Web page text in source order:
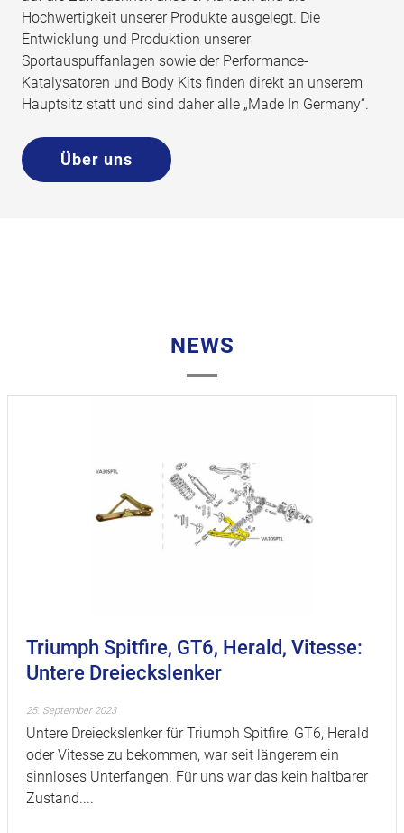
Hochwertigkeit unserer Produkte ausgelegt. Die
Entwicklung und Produktion unserer
Sportauspuffanlagen sowie der Performance-
Katalysatoren und Body Kits finden direkt an unserem
Hauptsitz statt und sind daher alle „Made In Germany“.
Über uns
NEWS
Triumph Spitfire, GT6, Herald, Vitesse:
Untere Dreieckslenker
25. September 2023
Untere Dreieckslenker für Triumph Spitfire, GT6, Herald
oder Vitesse zu bekommen, war seit längerem ein
sinnloses Unterfangen. Für uns war das kein haltbarer
Zustand....